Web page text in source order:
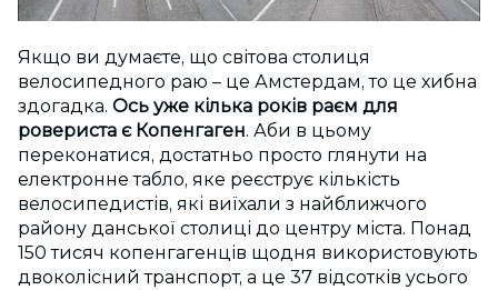
Якщо ви думаєте, що світова столиця
велосипедного раю – це Амстердам, то це хибна
здогадка. Ось уже кілька років раєм для
ровериста є Копенгаген. Аби в цьому
переконатися, достатньо просто глянути на
електронне табло, яке реєструє кількість
велосипедистів, які виїхали з найближчого
району данської столиці до центру міста. Понад
150 тисяч копенгагенців щодня використовують
двоколісний транспорт, а це 37 відсотків усього